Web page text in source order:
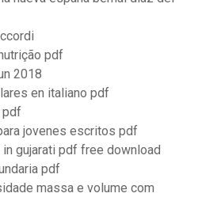
pdf
2018
en italiano pdf
pdf
jovenes escritos pdf
gujarati pdf free download
pdf
massa e volume com